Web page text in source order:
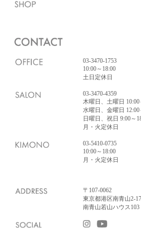
03-3470-1753
10:00～18:00
土日定休日
03-3470-4359
木曜日、土曜日 10:00
水曜日、金曜日 12:00
日曜日、祝日 9:00～
月・火定休日
03-5410-0735
10:00～18:00
月・火定休日
〒107-0062
東京都港区南青山2-
南青山若山ハウス103